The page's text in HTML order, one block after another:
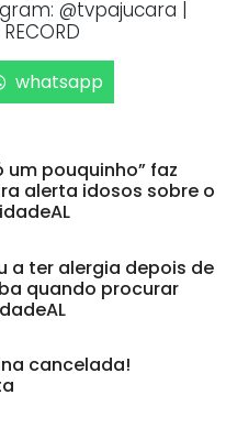
@tvpajucara |
whatsapp
um pouquinho” faz
alerta idosos sobre o
a ter alergia depois de
quando procurar
cancelada!